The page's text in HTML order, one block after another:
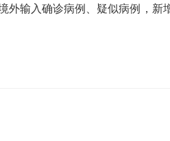
输入确诊病例、疑似病例，